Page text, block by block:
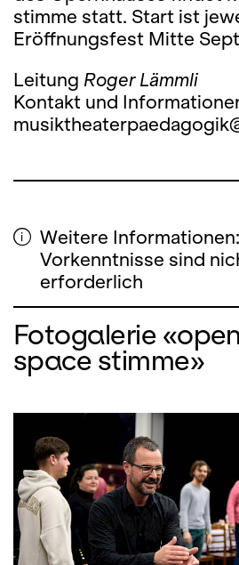
stimme statt. Start ist
Eröffnungsfest Mitte
Leitung Roger Lämmli
Kontakt und
Weitere Informationen:
Vorkenntnisse sind
erforderlich
Fotogalerie «open
space stimme»